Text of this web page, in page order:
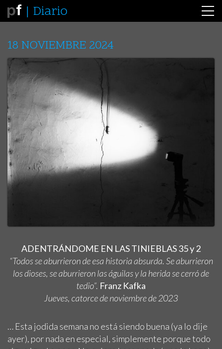
Diario
18 NOVIEMBRE 2024
ADENTRÁNDOME EN LAS TINIEBLAS 35 y 2
“Todos se aburrieron de esa historia absurda. Se aburrieron
los dioses, se aburrieron las águilas y la herida se cerró de
tedio”. Franz Kafka
Jueves, catorce de noviembre de 2023
… Esta jodida semana no está siendo buena (ya lo dije
ayer), por nada en especial, simplemente porque todo